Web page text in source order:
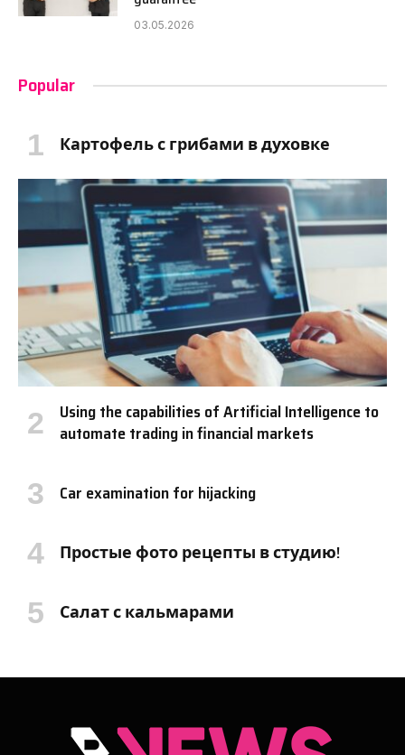
03.05.2026
Popular
Картофель с грибами в духовке
Using the capabilities of Artificial Intelligence to
automate trading in financial markets
Car examination for hijacking
Простые фото рецепты в студию!
Салат с кальмарами